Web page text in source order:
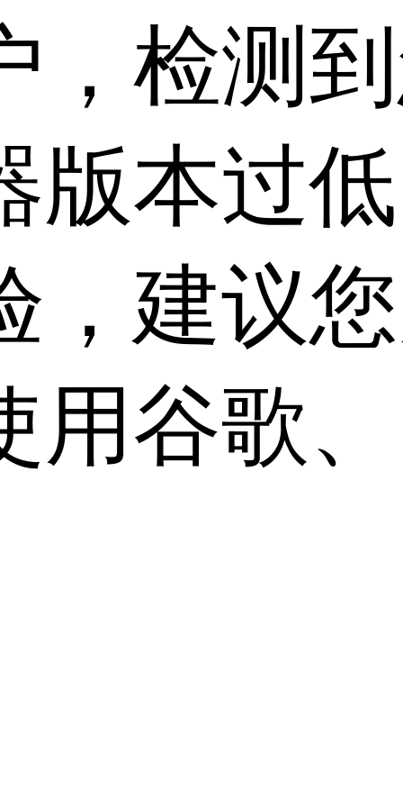
，检测
版本过
，建议
用谷歌